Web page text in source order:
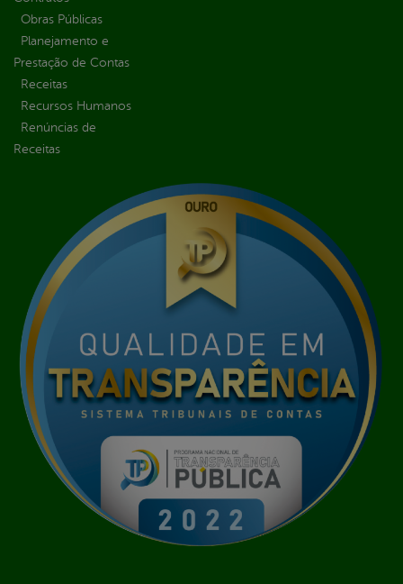
Obras Públicas
Planejamento e
Prestação de Contas
Receitas
Recursos Humanos
Renúncias de
Receitas